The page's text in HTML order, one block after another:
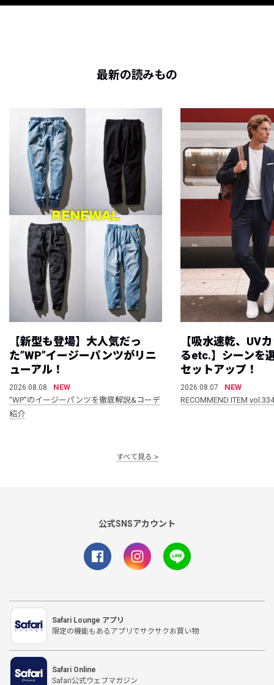
最新の読みもの
【新型も登場】大人気だっ
た”WP”イージーパンツがリニ
ューアル！
2026.08.08
NEW
“WP”のイージーパンツを徹底解説&コーデ
紹介
【吸水速乾、UV
るetc.】シーンを
セットアップ！
2026.08.07
NEW
RECOMMEND ITEM vol.334
すべて見る
公式SNSアカウント
Safari Lounge アプリ
限定の機能もあるアプリでサクサクお買い物
Safari Online
Safari公式ウェブマガジン